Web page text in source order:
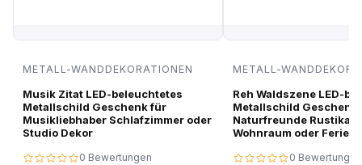
METALL-WANDDEKORATIONEN
Musik Zitat LED-beleuchtetes
Metallschild Geschenk für
Musikliebhaber Schlafzimmer oder
Studio Dekor
0 Bewertungen
METALL-
Reh Waldszene LED-
Metallschild Geschenk
Naturfreunde
Wohnraum oder
0 Bewertungen